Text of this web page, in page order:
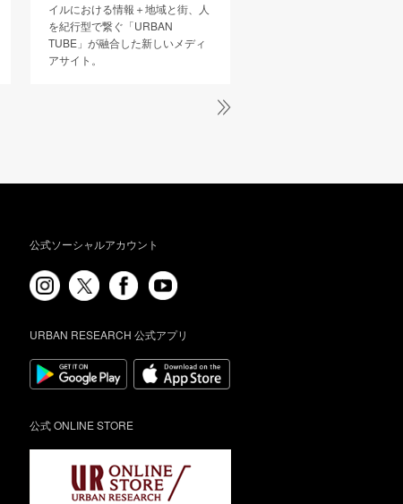
イルにおける情報＋地域と街、人
を紀行型で繋ぐ「URBAN
TUBE」が融合した新しいメディ
アサイト。
公式ソーシャルアカウント
URBAN RESEARCH 公式アプリ
公式 ONLINE STORE